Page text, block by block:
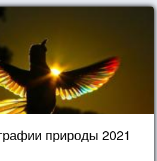
природы 2021